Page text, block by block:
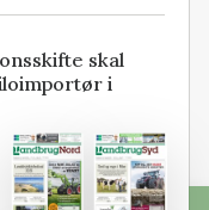
skal
i